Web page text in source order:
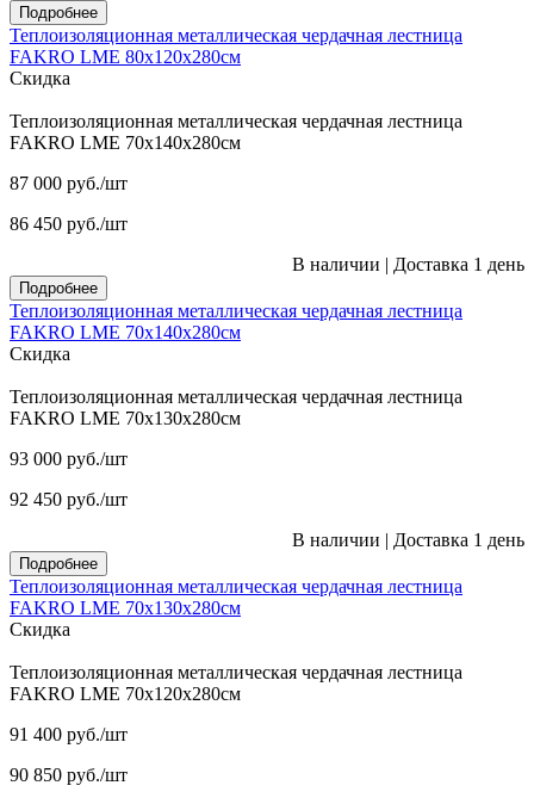
Подробнее
Теплоизоляционная металлическая чердачная лестница
FAKRO LME 80х120х280см
Скидка
Теплоизоляционная металлическая чердачная лестница
FAKRO LME 70х140х280см
87 000 руб./шт
86 450 руб./шт
В наличии | Доставка 1 день
Подробнее
Теплоизоляционная металлическая чердачная лестница
FAKRO LME 70х140х280см
Скидка
Теплоизоляционная металлическая чердачная лестница
FAKRO LME 70х130х280см
93 000 руб./шт
92 450 руб./шт
В наличии | Доставка 1 день
Подробнее
Теплоизоляционная металлическая чердачная лестница
FAKRO LME 70х130х280см
Скидка
Теплоизоляционная металлическая чердачная лестница
FAKRO LME 70х120х280см
91 400 руб./шт
90 850 руб./шт